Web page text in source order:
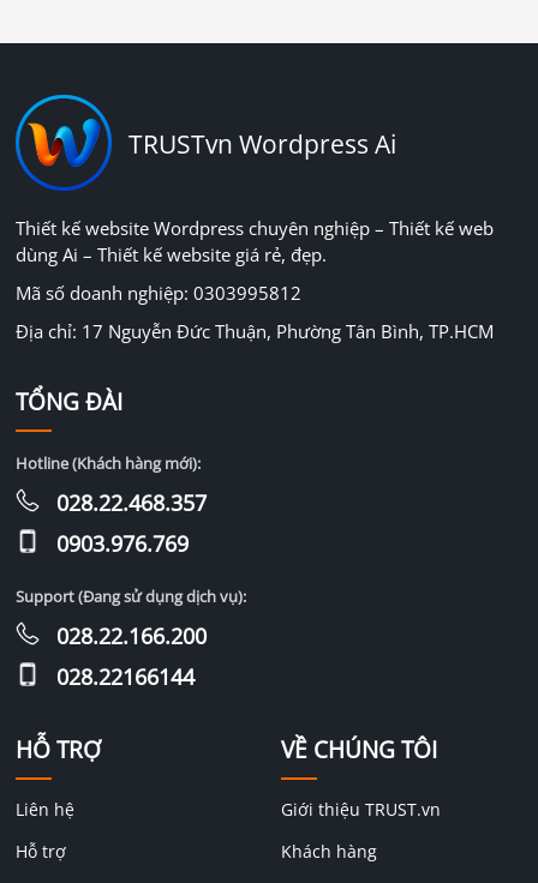
TRUSTvn Wordpress Ai
Thiết kế website Wordpress chuyên nghiệp – Thiết kế web
dùng Ai – Thiết kế website giá rẻ, đẹp.
Mã số doanh nghiệp: 0303995812
Địa chỉ: 17 Nguyễn Đức Thuận, Phường Tân Bình, TP.HCM
HỖ TRỢ
Liên hệ
Hỗ trợ
VỀ CHÚNG TÔI
Giới thiệu TRUST.vn
Khách hàng
TỔNG ĐÀI
Hotline (Khách hàng mới):
028.22.468.357
0903.976.769
Support (Đang sử dụng dịch vụ):
028.22.166.200
028.22166144